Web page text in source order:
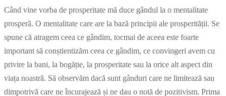
Când vine vorba de prosperitate mă duce gândul la o mentalitate
prosperă. O mentalitate care are la bază principii ale prosperității. Se
spune că atragem ceea ce gândim, tocmai de aceea este foarte
important să conștientizăm ceea ce gândim, ce convingeri avem cu
privire la bani, la bogăție, la prosperitate sau la orice alt aspect din
viața noastră. Să observăm dacă sunt gânduri care ne limitează sau
dimpotrivă care ne încurajează și ne dau o notă de pozitivism. Prima